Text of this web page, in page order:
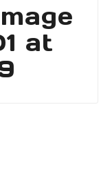
at